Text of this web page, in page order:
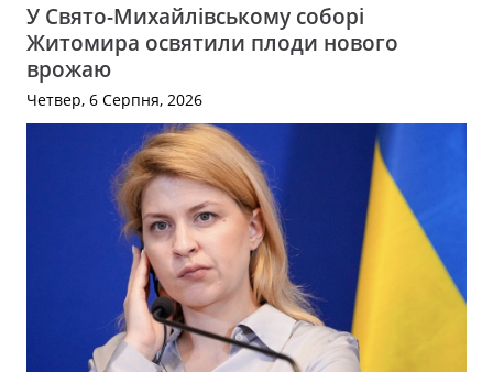
У Свято-Михайлівському соборі
Житомира освятили плоди нового
врожаю
Четвер, 6 Серпня, 2026